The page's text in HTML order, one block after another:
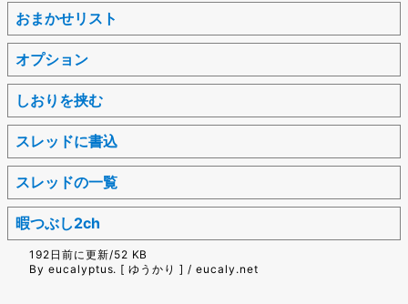
おまかせリスト
オプション
しおりを挟む
スレッドに書込
スレッドの一覧
暇つぶし2ch
192日前に更新/52 KB
By eucalyptus. [ ゆうかり ] / eucaly.net